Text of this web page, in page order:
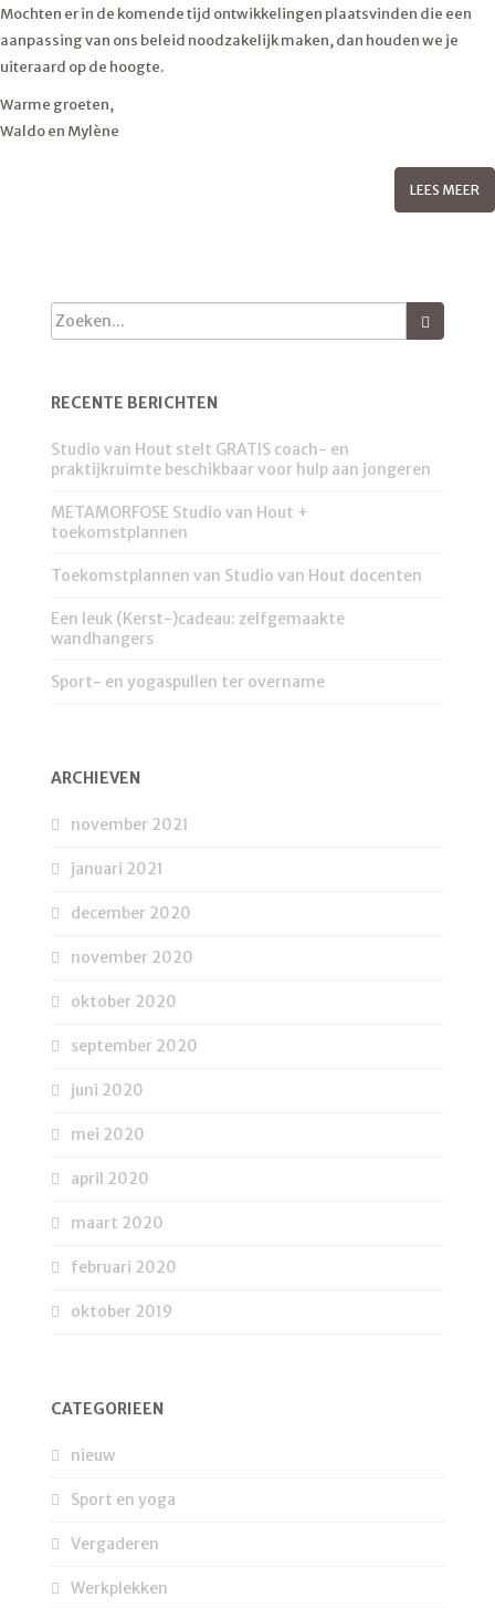
Mochten er in de komende tijd ontwikkelingen plaatsvinden die een
aanpassing van ons beleid noodzakelijk maken, dan houden we je
uiteraard op de hoogte.
Warme groeten,
Waldo en Mylène
LEES MEER
RECENTE BERICHTEN
Studio van Hout stelt GRATIS coach- en
praktijkruimte beschikbaar voor hulp aan jongeren
METAMORFOSE Studio van Hout +
toekomstplannen
Toekomstplannen van Studio van Hout docenten
Een leuk (Kerst-)cadeau: zelfgemaakte
wandhangers
Sport- en yogaspullen ter overname
ARCHIEVEN
november 2021
januari 2021
december 2020
november 2020
oktober 2020
september 2020
juni 2020
mei 2020
april 2020
maart 2020
februari 2020
oktober 2019
CATEGORIEËN
nieuw
Sport en yoga
Vergaderen
Werkplekken